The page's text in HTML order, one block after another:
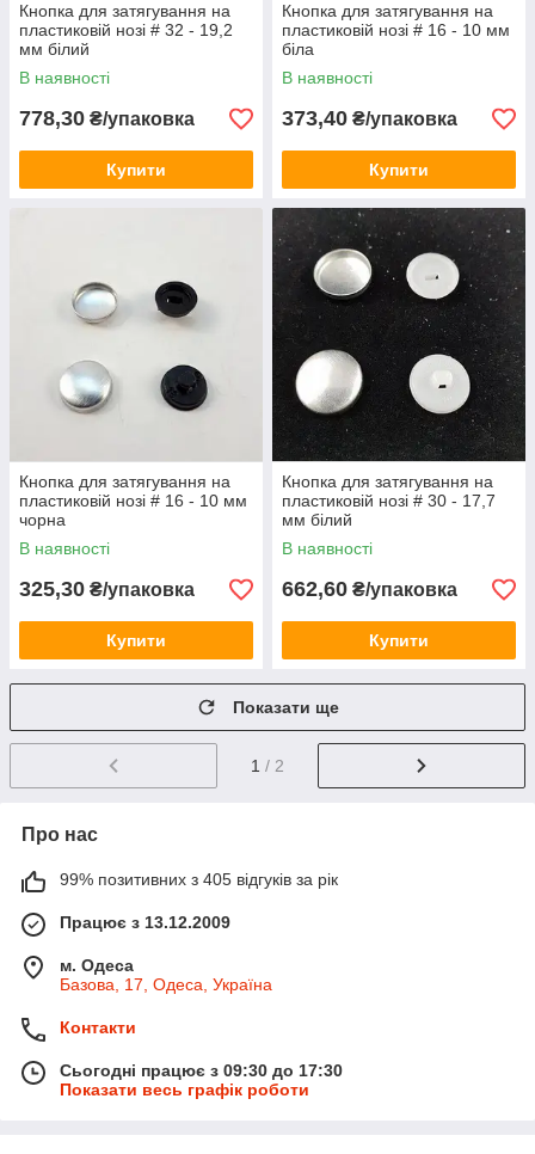
Кнопка для затягування на
пластиковій нозі # 32 - 19,2
мм білий
В наявності
778,30 ₴/упаковка
Купити
Кнопка для затягування на
пластиковій нозі # 16 - 10 мм
біла
В наявності
373,40 ₴/упаковка
Купити
Кнопка для затягування на
пластиковій нозі # 16 - 10 мм
чорна
В наявності
325,30 ₴/упаковка
Купити
Кнопка для затягування на
пластиковій нозі # 30 - 17,7
мм білий
В наявності
662,60 ₴/упаковка
Купити
Показати ще
1 / 2
Про нас
99% позитивних з 405 відгуків за рік
Працює з 13.12.2009
м. Одеса
Базова, 17, Одеса, Україна
Контакти
Сьогодні працює з 09:30 до 17:30
Показати весь графік роботи